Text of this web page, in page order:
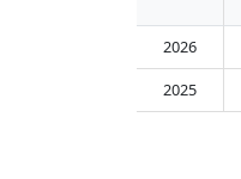
2026
2025